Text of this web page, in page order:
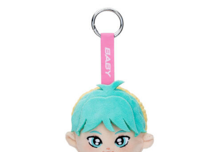
腳踏車,滑板車,騎乘車
拼砌組合及樂高LEGO
玩具車,貨車,火車及遙控系列
手工藝,文具,蠟筆,泥膠,畫板
娃娃, 芭比,收藏公仔
Super Mario超級瑪利歐
Miniso名創優品
LEGO樂高